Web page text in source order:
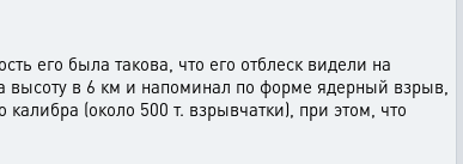
его была такова, что его отблеск видели на
высоту в 6 км и напоминал по форме ядерный взрыв,
(около 500 т. взрывчатки), при этом, что